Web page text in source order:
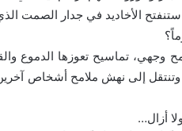
الأخاديد في جدار الصمت
وجهي، تماسيح تعوزها الدموع
وتنتقل إلى نهش ملامح أشخاص
أزال…